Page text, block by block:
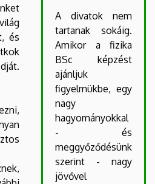
és
A divatok nem
tartanak sokáig.
Amikor a fizika
BSc képzést
ajánljuk
figyelmükbe, egy
nagy
hagyományokkal
- és
meggyőződésünk
szerint - nagy
jövővel